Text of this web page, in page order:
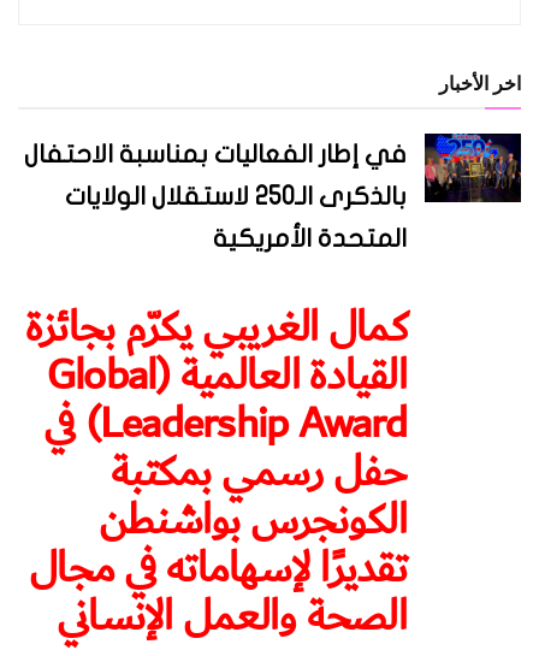
اخر الأخبار
في إطار الفعاليات بمناسبة الاحتفال
بالذكرى الـ250 لاستقلال الولايات
المتحدة الأمريكية
كمال الغريبي يكرّم بجائزة
القيادة العالمية (Global
Leadership Award) في
حفل رسمي بمكتبة
الكونجرس بواشنطن
تقديرًا لإسهاماته في مجال
الصحة والعمل الإنساني